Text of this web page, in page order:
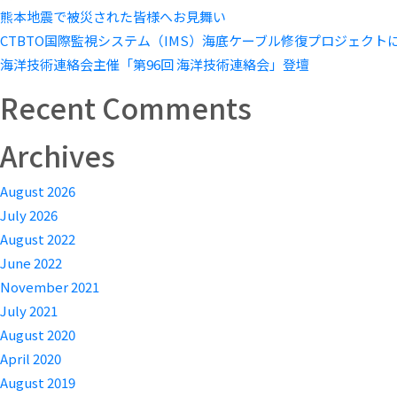
熊本地震で被災された皆様へお見舞い
CTBTO国際監視システム（IMS）海底ケーブル修復プロジェクト
海洋技術連絡会主催「第96回 海洋技術連絡会」登壇
Recent Comments
Archives
August 2026
July 2026
August 2022
June 2022
November 2021
July 2021
August 2020
April 2020
August 2019